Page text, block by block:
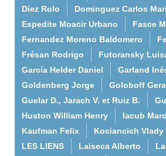
Diez Rolo
Dominguez Carlos
Espedite Moacir Urbano
Fasce
Fernandez Moreno Baldomero
Frésan Rodrigo
Futoransky
García Helder Daniel
Garland
Goldenberg Jorge
Goloboff
Guelar D., Jarach V. et Ruiz B.
Huston William Henry
Iacub
Kaufman Felix
Kociancich Vlady
LES LIENS
Laiseca Alberto